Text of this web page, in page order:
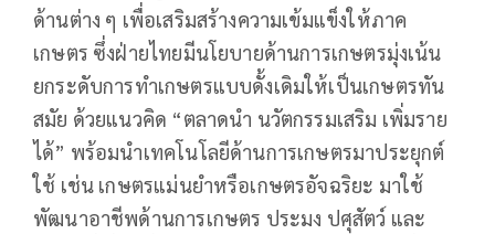
ด้านต่าง ๆ เพื่อเสริมสร้างความเข้มแข็งให้ภาค
เกษตร ซึ่งฝ่ายไทยมีนโยบายด้านการเกษตรมุ่งเน้น
ยกระดับการทำเกษตรแบบดั้งเดิมให้เป็นเกษตรทัน
สมัย ด้วยแนวคิด “ตลาดนำ นวัตกรรมเสริม เพิ่มราย
ได้” พร้อมนำเทคโนโลยีด้านการเกษตรมาประยุกต์
ใช้ เช่น เกษตรแม่นยำหรือเกษตรอัจฉริยะ มาใช้
พัฒนาอาชีพด้านการเกษตร ประมง ปศุสัตว์ และ